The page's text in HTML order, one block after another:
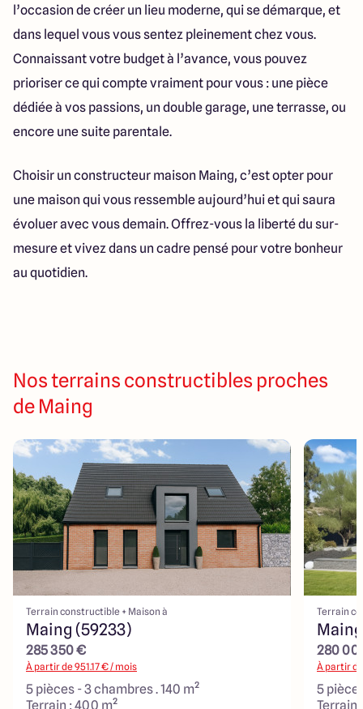
l’occasion de créer un lieu moderne, qui se démarque, et
dans lequel vous vous sentez pleinement chez vous.
Connaissant votre budget à l’avance, vous pouvez
prioriser ce qui compte vraiment pour vous : une pièce
dédiée à vos passions, un double garage, une terrasse, ou
encore une suite parentale.
Choisir un constructeur maison Maing, c’est opter pour
une maison qui vous ressemble aujourd’hui et qui saura
évoluer avec vous demain. Offrez-vous la liberté du sur-
mesure et vivez dans un cadre pensé pour votre bonheur
au quotidien.
Nos terrains constructibles proches
de Maing
Terrain constructible + Maison à
Maing (59233)
285 350 €
À partir de951.17€ / mois
5 pièces - 3 chambres . 140 m²
Terrain : 400 m²
Terrain
280
À partir
5
Terrain